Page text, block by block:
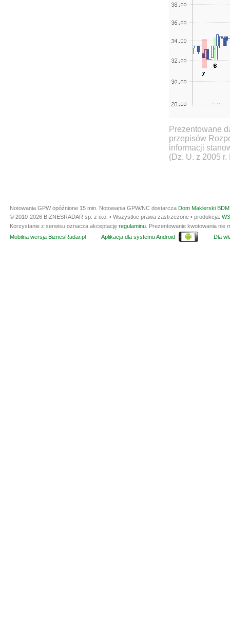
Prezentowane
przepisów
informacji
(Dz. U. z 2005
Notowania GPW opóźnione 15 min. Notowania GPW/NC dostarcza Dom Maklerski
© 2010-2026 BIZNESRADAR sp. z o.o. • Wszystkie prawa zastrzeżone • produkcja:
Korzystanie z serwisu oznacza akceptację regulaminu . Prezentowanie kwotowania
Mobilna wersja BiznesRadar.pl
Aplikacja dla systemu Android Dla